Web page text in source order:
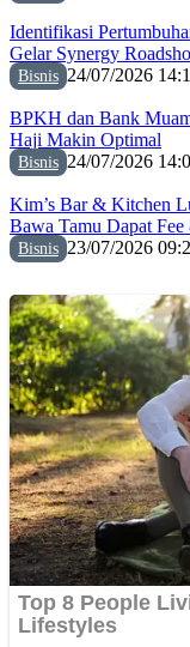
Identifikasi
Gelar Synergy
Bisnis 24/07/2026
BPKH dan Bank
Haji Makin Optimal
Bisnis 24/07/2026
Kim’s Bar & Kitchen
Bawa Tamu Dapat Fee
Bisnis 23/07/2026